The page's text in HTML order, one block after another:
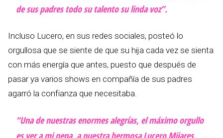
de sus padres todo su talento su linda voz”.
Incluso Lucero, en sus redes sociales, posteó lo
orgullosa que se siente de que su hija cada vez se sienta
con más energía que antes, puesto que después de
pasar ya varios shows en compañía de sus padres
agarró la confianza que necesitaba.
“Una de nuestras enormes alegrías, el máximo orgullo
es ver a mi nena, a nuestra hermosa Lucero Mijares